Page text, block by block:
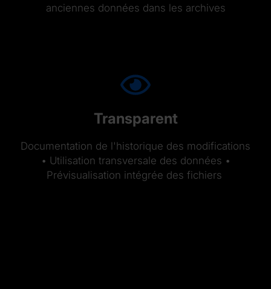
anciennes données dans les archives
Transparent
Documentation de l'historique des modifications
• Utilisation transversale des données •
Prévisualisation intégrée des fichiers